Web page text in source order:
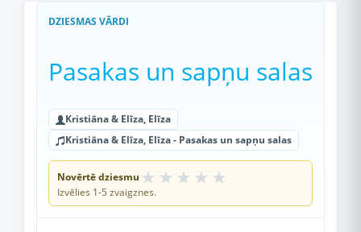
DZIESMAS VĀRDI
Pasakas un sapņu salas
Kristiāna & Elīza, Elīza
Kristiāna & Elīza, Elīza - Pasakas un sapņu salas
Novērtē dziesmu ★ ★ ★ ★ ★
Izvēlies 1-5 zvaigznes.